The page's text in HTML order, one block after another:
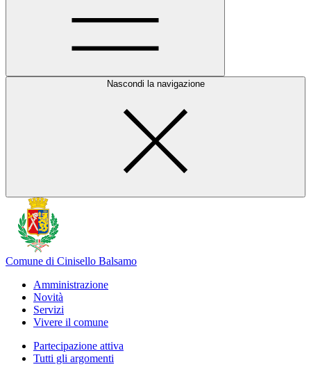
Nascondi la navigazione
Comune di Cinisello Balsamo
Amministrazione
Novità
Servizi
Vivere il comune
Partecipazione attiva
Tutti gli argomenti